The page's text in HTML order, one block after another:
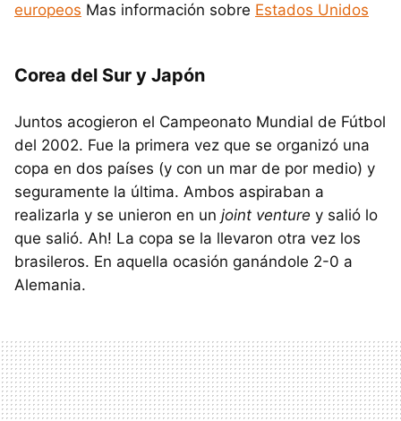
europeos Mas información sobre Estados Unidos
Corea del Sur y Japón
Juntos acogieron el Campeonato Mundial de Fútbol
del 2002. Fue la primera vez que se organizó una
copa en dos países (y con un mar de por medio) y
seguramente la última. Ambos aspiraban a
realizarla y se unieron en un joint venture y salió lo
que salió. Ah! La copa se la llevaron otra vez los
brasileros. En aquella ocasión ganándole 2-0 a
Alemania.